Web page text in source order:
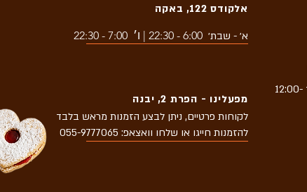
אלקודס 122, באקה
מפעלינו - הפרת 2, יבנה
א׳ - שבת׳6:00 - 22:30 | ו׳ 7:00 - 22:30
לקוחות פרטיים, ניתן לבצע הזמנות מראש בלבד
להזמנות חייגו או שלחו וואצאפ: 055-9777065